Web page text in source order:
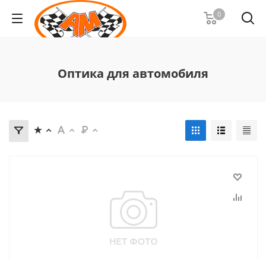
0
Оптика для автомобиля